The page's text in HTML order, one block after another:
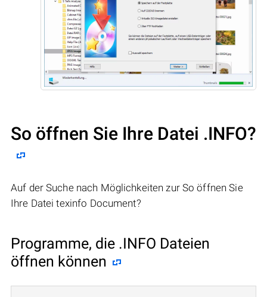
So öffnen Sie Ihre Datei .INFO?
Auf der Suche nach Möglichkeiten zur So öffnen Sie
Ihre Datei texinfo Document?
Programme, die .INFO Dateien
öffnen können